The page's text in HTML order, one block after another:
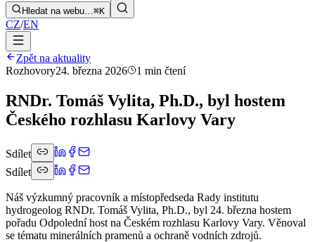
Hledat na webu…⌘K
CZ/EN
Zpět na aktuality
Rozhovory24. března 2026 1 min čtení
RNDr. Tomáš Vylita, Ph.D., byl hostem
Českého rozhlasu Karlovy Vary
Sdílet
Sdílet
Náš výzkumný pracovník a místopředseda Rady institutu
hydrogeolog RNDr. Tomáš Vylita, Ph.D., byl 24. března hostem
pořadu Odpolední host na Českém rozhlasu Karlovy Vary. Věnoval
se tématu minerálních pramenů a ochraně vodních zdrojů.